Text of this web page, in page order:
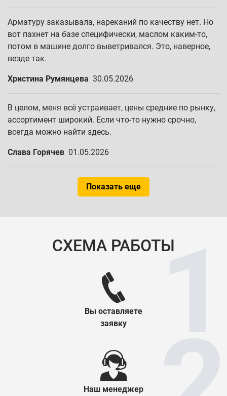
Арматуру заказывала, нареканий по качеству нет. Но
вот пахнет на базе специфически, маслом каким-то,
потом в машине долго выветривался. Это, наверное,
везде так.
Христина Румянцева 30.05.2026
В целом, меня всё устраивает, цены средние по рынку,
ассортимент широкий. Если что-то нужно срочно,
всегда можно найти здесь.
Слава Горячев 01.05.2026
Показать еще
СХЕМА РАБОТЫ
Вы оставляете
заявку
Наш менеджер